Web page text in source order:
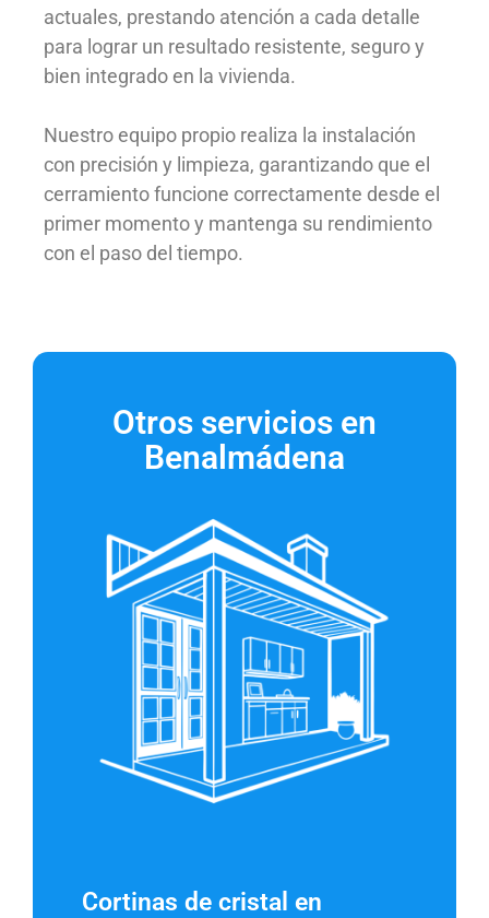
actuales, prestando atención a cada detalle
para lograr un resultado resistente, seguro y
bien integrado en la vivienda.
Nuestro equipo propio realiza la instalación
con precisión y limpieza, garantizando que el
cerramiento funcione correctamente desde el
primer momento y mantenga su rendimiento
con el paso del tiempo.
Otros servicios en
Benalmádena
Cortinas de cristal en